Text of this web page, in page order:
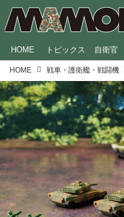
HOME トピックス 自衛官
HOME 戦車・護衛艦・戦闘機